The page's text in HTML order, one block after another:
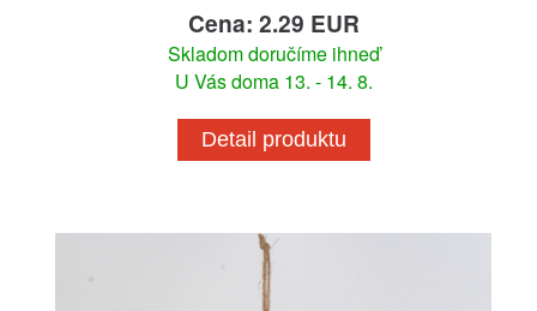
Cena: 2.29 EUR
Skladom doručíme ihneď
U Vás doma 13. - 14. 8.
Detail produktu